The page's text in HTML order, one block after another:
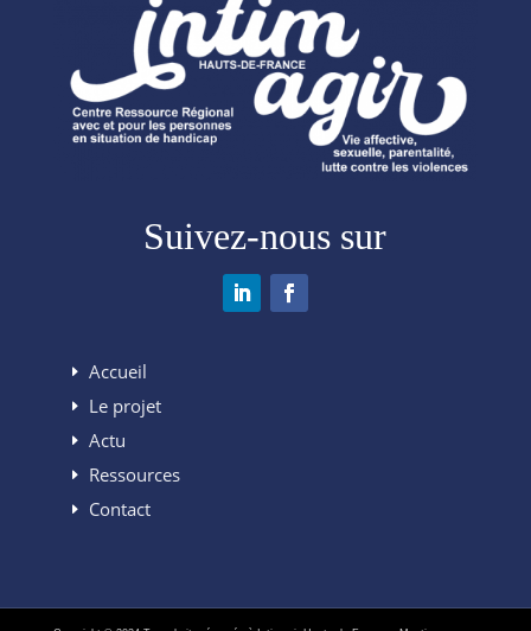
Suivez-nous sur
Accueil
Le projet
Actu
Ressources
Contact